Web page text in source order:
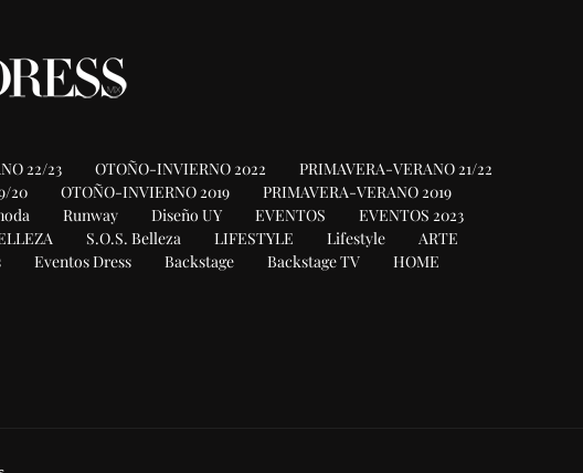
22/23 OTOÑO-INVIERNO 2022
PRIMAVERA-VERANO 21/22
20 OTOÑO-INVIERNO 2019
PRIMAVERA-VERANO 2019
Runway Diseño UY EVENTOS
EVENTOS 2023
S.O.S. Belleza LIFESTYLE Lifestyle
ARTE
Eventos Dress Backstage Backstage TV HOME